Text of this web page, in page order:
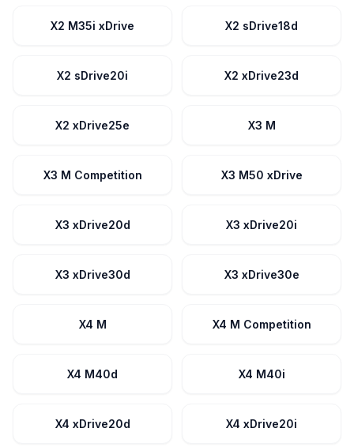
X2 M35i xDrive X2 sDrive18d
X2 sDrive20i X2 xDrive23d
X2 xDrive25e X3 M
X3 M Competition X3 M50 xDrive
X3 xDrive20d X3 xDrive20i
X3 xDrive30d X3 xDrive30e
X4 M X4 M Competition
X4 M40d X4 M40i
X4 xDrive20d X4 xDrive20i